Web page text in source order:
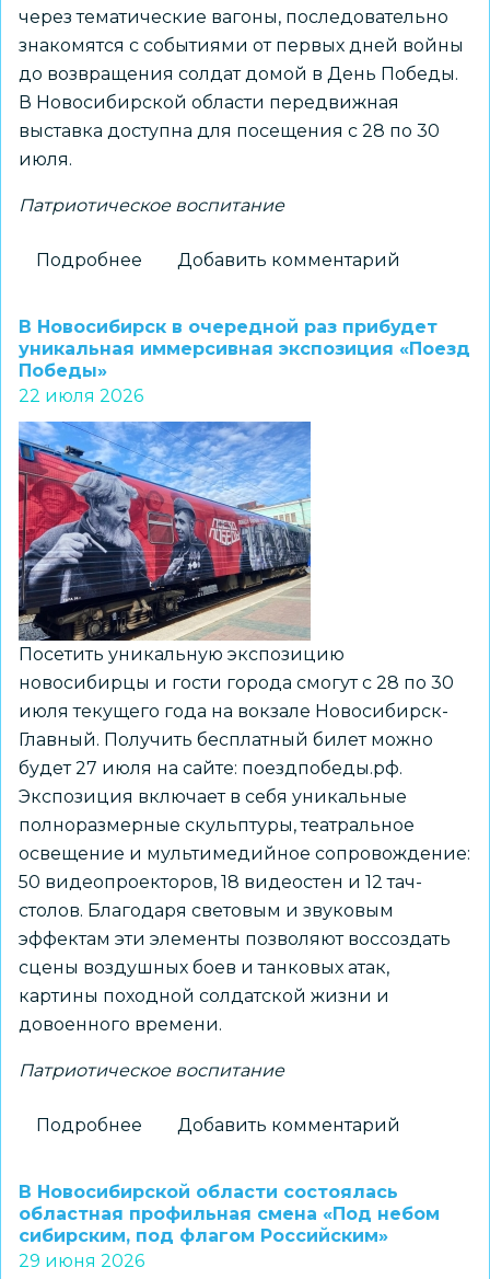
через тематические вагоны, последовательно
знакомятся с событиями от первых дней войны
до возвращения солдат домой в День Победы.
В Новосибирской области передвижная
выставка доступна для посещения с 28 по 30
июля.
Патриотическое воспитание
Подробнее
«Поезд
начал
трехдневную
работу
в
Новосибирской
области
Добавить комментарий
В Новосибирск в очередной раз прибудет
уникальная иммерсивная экспозиция «Поезд
Победы»
22 июля 2026
Посетить уникальную экспозицию
новосибирцы и гости города смогут с 28 по 30
июля текущего года на вокзале Новосибирск-
Главный. Получить бесплатный билет можно
будет 27 июля на сайте: поездпобеды.рф.
Экспозиция включает в себя уникальные
полноразмерные скульптуры, театральное
освещение и мультимедийное сопровождение:
50 видеопроекторов, 18 видеостен и 12 тач-
столов. Благодаря световым и звуковым
эффектам эти элементы позволяют воссоздать
сцены воздушных боев и танковых атак,
картины походной солдатской жизни и
довоенного времени.
Патриотическое воспитание
Подробнее
Новосибирск
в
очередной
раз
Добавить комментарий
В Новосибирской области состоялась
областная профильная смена «Под небом
сибирским, под флагом Российским»
29 июня 2026